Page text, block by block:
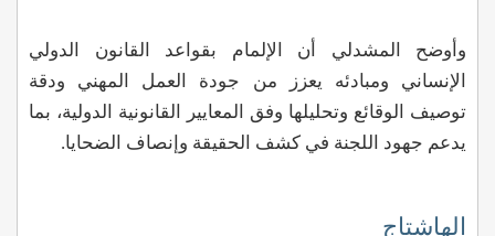
وأوضح المشدلي أن الإلمام بقواعد القانون الدولي
الإنساني ومبادئه يعزز من جودة العمل المهني ودقة
توصيف الوقائع وتحليلها وفق المعايير القانونية الدولية، بما
يدعم جهود اللجنة في كشف الحقيقة وإنصاف الضحايا.
الهاشتاج